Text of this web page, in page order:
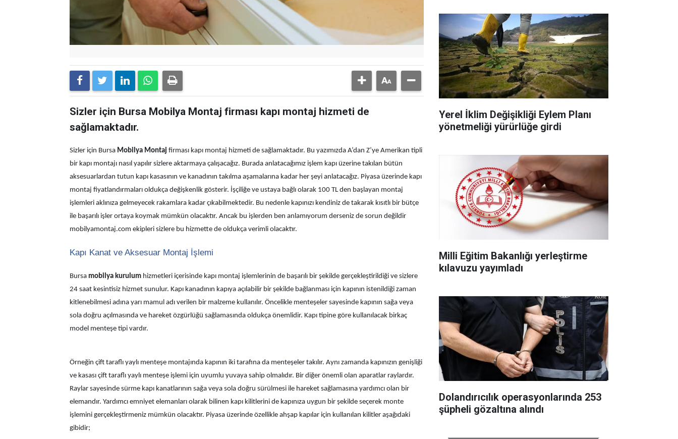
Sizler için Bursa Mobilya Montaj firması kapı montaj hizmeti de
sağlamaktadır.
Sizler için Bursa Mobilya Montaj firması kapı montaj hizmeti de sağlamaktadır. Bu yazımızda A’dan Z’ye Amerikan tipli
bir kapı montajı nasıl yapılır sizlere aktarmaya çalışacağız. Burada anlatacağımız işlem kapı üzerine takılan bütün
aksesuarlardan tutun kapı kasasının ve kanadının takılma aşamalarına kadar her şeyi anlatacağız. Piyasa üzerinde kapı
montaj fiyatlandırmaları oldukça değişkenlik gösterir. İşçiliğe ve ustaya bağlı olarak 100 TL den başlayan montaj
işlemleri aklınıza gelmeyecek rakamlara kadar çıkabilmektedir. Bu nedenle kapınızı kendiniz de takarak kısıtlı bir bütçe
ile başarılı işler ortaya koymak mümkün olacaktır. Ancak bu işlerden ben anlamıyorum derseniz de sorun değildir
mobilyamontaj.com ekipleri sizlere bu hizmette de oldukça verimli olacaktır.
Kapı Kanat ve Aksesuar Montaj İşlemi
Bursa mobilya kurulum hizmetleri içerisinde kapı montaj işlemlerinin de başarılı bir şekilde gerçekleştirildiği ve sizlere
24 saat kesintisiz hizmet sunulur. Kapı kanadının kapıya açılabilir bir şekilde bağlanması için kapının istenildiği zaman
kitlenebilmesi adına yarı mamul adı verilen bir malzeme kullanılır. Öncelikle menteşeler sayesinde kapının sağa veya
sola doğru açılmasında ve hareket özgürlüğü sağlamasında oldukça önemlidir. Kapı tipine göre kullanılacak birkaç
model menteşe tipi vardır.
Örneğin çift taraflı yaylı menteşe montajında kapının iki tarafına da menteşeler takılır. Aynı zamanda kapınızın genişliği
ve kasası çift taraflı yaylı menteşe işlemi için uyumlu yuvaya sahip olmalıdır. Bir diğer önemli olan aparatlar raylardır.
Raylar sayesinde sürme kapı kanatlarının sağa veya sola doğru sürülmesi ile hareket sağlamasına yardımcı olan bir
elemandır. Yardımcı emniyet elemanları olarak bilinen kapı kilitlerini de kapınıza uygun bir şekilde seçerek monte
işlemini gerçekleştirmeniz mümkün olacaktır. Piyasa üzerinde özellikle ahşap kapılar için kullanılan kilitler aşağıdaki
gibidir;
Yerel İklim Değişikliği Eylem Planı
yönetmeliği yürürlüğe girdi
Milli Eğitim Bakanlığı yerleştirme
kılavuzu yayımladı
Dolandırıcılık operasyonlarında 253
şüpheli gözaltına alındı